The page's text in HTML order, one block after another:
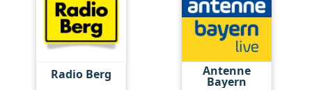
Radio Berg Antenne
Bayern